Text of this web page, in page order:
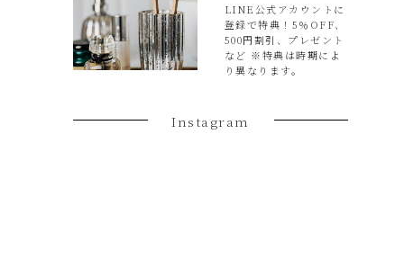
LINE公式アカウントに
登録で特典！5％OFF、
500円割引、プレゼント
など ※特典は時期によ
り異なります。
Instagram